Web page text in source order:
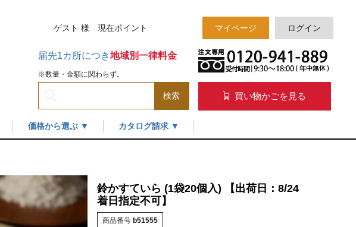
ゲスト 様 現在ポイント マイページ ログイン
検索
届先1カ所につき地域別一律料金
※数量・金額に関わらず。
買い物かごを見る
価格から選ぶ ▼ カタログ請求 ▼
鈴かすていら (1袋20個入) 【出荷日：8/24
着日指定不可】
商品番号 b51555